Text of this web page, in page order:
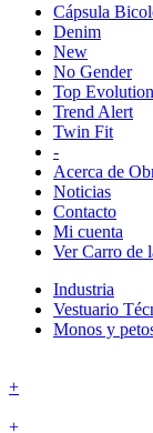
Cápsula
Denim
New
No Gender
Top Evolution
Trend Alert
Twin Fit
-
Acerca de
Noticias
Contacto
Mi cuenta
Ver Carro de
Industria
Vestuario
Monos y
+
+